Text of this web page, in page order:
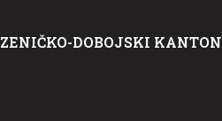
ZENIČKO-DOBOJSKI KANTON